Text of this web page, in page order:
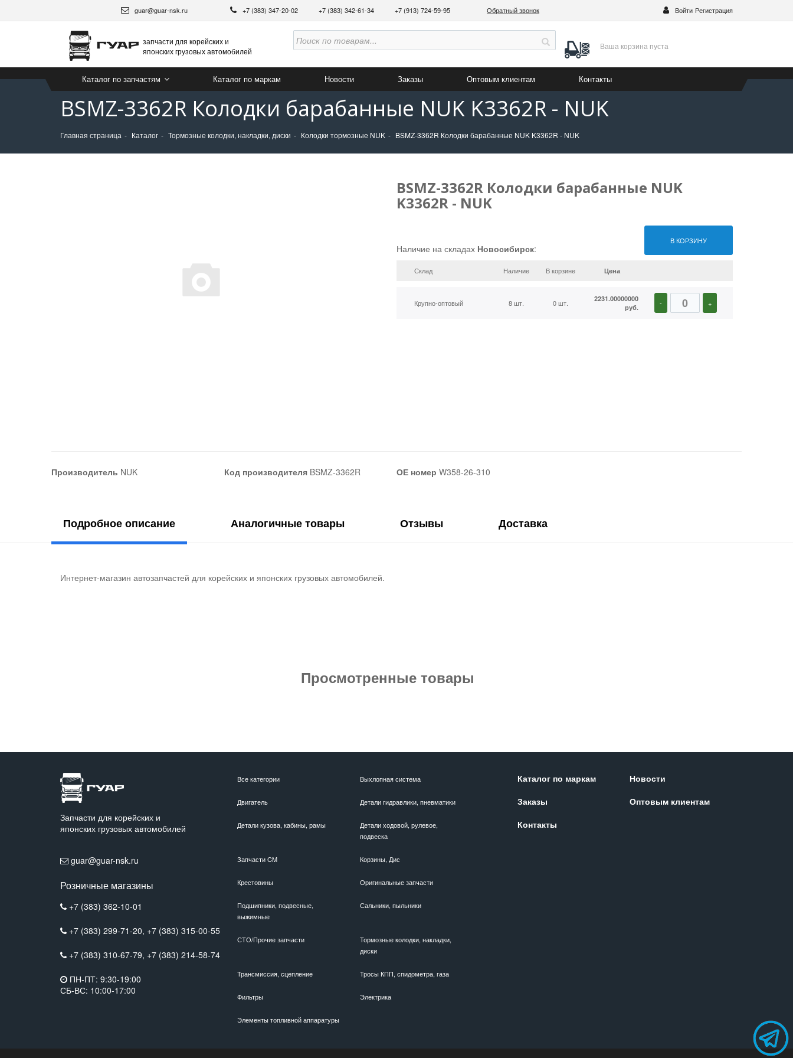
guar@guar-nsk.ru +7 (383) 347-20-02 +7 (383) 342-61-34 +7 (913) 724-59-95 Обратный звонок Войти Регистрация
запчасти для корейских и
японских грузовых автомобилей
Ваша корзина пуста
Каталог по запчастям Каталог по маркам Новости Заказы Оптовым клиентам Контакты
BSMZ-3362R Колодки барабанные NUK K3362R - NUK
Главная страница Каталог Тормозные колодки, накладки, диски Колодки тормозные NUK BSMZ-3362R Колодки барабанные NUK K3362R - NUK
BSMZ-3362R Колодки барабанные NUK
K3362R - NUK
В КОРЗИНУ
Наличие на складах Новосибирск:
Склад Наличие В корзине Цена
Крупно-оптовый 8 шт. 0 шт.
2231.00000000
руб.
- +
Производитель NUK Код производителяBSMZ-3362R ОЕ номер W358-26-310
Подробное описание Аналогичные товары Отзывы Доставка
Интернет-магазин автозапчастей для корейских и японских грузовых автомобилей.
Просмотренные товары
Запчасти для корейских и
японских грузовых автомобилей
guar@guar-nsk.ru
Розничные магазины
+7 (383) 362-10-01
+7 (383) 299-71-20, +7 (383) 315-00-55
+7 (383) 310-67-79, +7 (383) 214-58-74
ПН-ПТ: 9:30-19:00
СБ-ВС: 10:00-17:00
Все категории Выхлопная система
Двигатель Детали гидравлики, пневматики
Детали кузова, кабины, рамы
Детали ходовой, рулевое,
подвеска
Запчасти CM Корзины, Дис
Крестовины Оригинальные запчасти
Подшипники, подвесные,
выжимные
Сальники, пыльники
СТО/Прочие запчасти
Тормозные колодки, накладки,
диски
Трансмиссия, сцепление Тросы КПП, спидометра, газа
Фильтры Электрика
Элементы топливной аппаратуры
Каталог по маркам
Новости
Заказы
Оптовым клиентам
Контакты